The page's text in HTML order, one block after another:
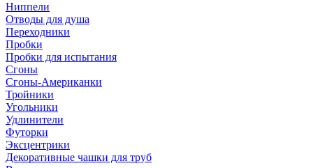
Ниппели
Отводы для душа
Переходники
Пробки
Пробки для испытания
Сгоны
Сгоны-Американки
Тройники
Угольники
Удлинители
Футорки
Эксцентрики
Декоративные чашки для труб